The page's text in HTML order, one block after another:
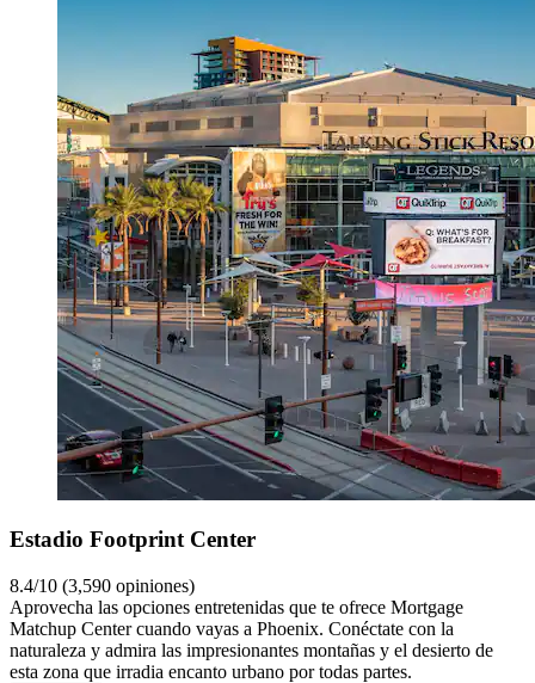
Estadio Footprint Center
8.4/10 (3,590 opiniones)
Aprovecha las opciones entretenidas que te ofrece Mortgage
Matchup Center cuando vayas a Phoenix. Conéctate con la
naturaleza y admira las impresionantes montañas y el desierto de
esta zona que irradia encanto urbano por todas partes.